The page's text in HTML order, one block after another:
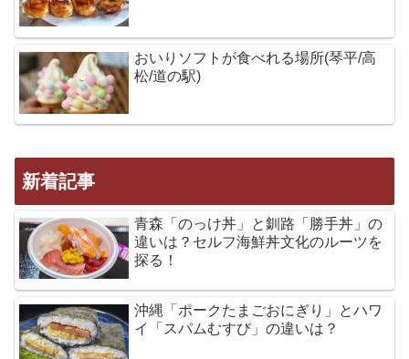
おいりソフトが食べれる場所(琴平/高
松/道の駅)
新着記事
青森「のっけ丼」と釧路「勝手丼」の
違いは？セルフ海鮮丼文化のルーツを
探る！
沖縄「ポークたまごおにぎり」とハワ
イ「スパムむすび」の違いは？